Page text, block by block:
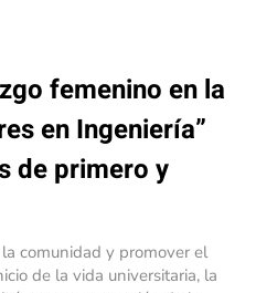
femenino en la
en Ingeniería”
de primero y
comunidad y promover el
de la vida universitaria, la